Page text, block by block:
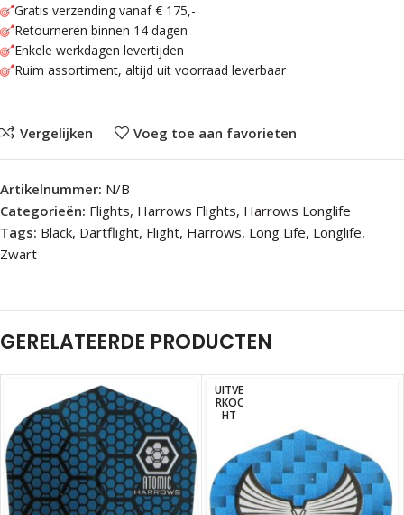
Gratis verzending vanaf € 175,-
Retourneren binnen 14 dagen
Enkele werkdagen levertijden
Ruim assortiment, altijd uit voorraad leverbaar
Vergelijken Voeg toe aan favorieten
Artikelnummer: N/B
Categorieën: Flights, Harrows Flights, Harrows Longlife
Tags: Black, Dartflight, Flight, Harrows, Long Life, Longlife,
Zwart
GERELATEERDE PRODUCTEN
UITVE
RKOC
HT